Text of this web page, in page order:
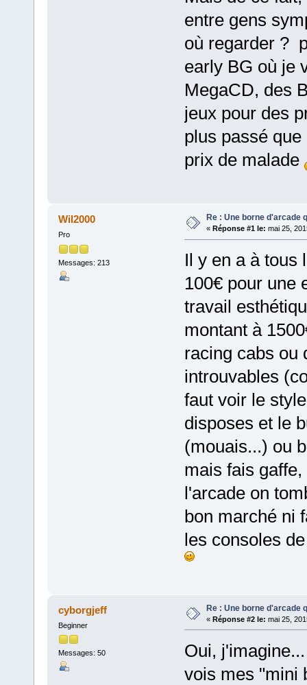
entre gens
où regarder ?
early BG où je
MegaCD, des
jeux pour des
plus passé
prix de malade
Wil2000
Pro
Messages: 213
Re : Une borne d'arcade
« Réponse #1 le: mai 25,
Il y en a à tous
100€ pour une
travail
montant à
racing cabs ou
introuvables
faut voir le
disposes et le
(mouais...) ou
mais fais
l'arcade on
bon marché ni
les consoles
cyborgjeff
Beginner
Messages: 50
Re : Une borne d'arcade
« Réponse #2 le: mai 25,
Oui,
vois mes "mini